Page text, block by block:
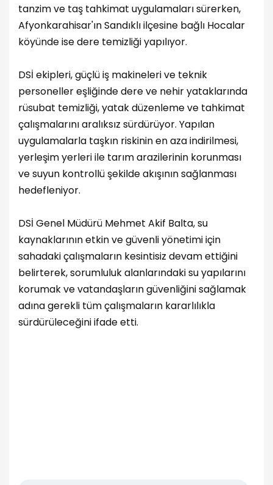
tanzim ve taş tahkimat uygulamaları sürerken,
Afyonkarahisar'ın Sandıklı ilçesine bağlı Hocalar
köyünde ise dere temizliği yapılıyor.
DSİ ekipleri, güçlü iş makineleri ve teknik
personeller eşliğinde dere ve nehir yataklarında
rüsubat temizliği, yatak düzenleme ve tahkimat
çalışmalarını aralıksız sürdürüyor. Yapılan
uygulamalarla taşkın riskinin en aza indirilmesi,
yerleşim yerleri ile tarım arazilerinin korunması
ve suyun kontrollü şekilde akışının sağlanması
hedefleniyor.
DSİ Genel Müdürü Mehmet Akif Balta, su
kaynaklarının etkin ve güvenli yönetimi için
sahadaki çalışmaların kesintisiz devam ettiğini
belirterek, sorumluluk alanlarındaki su yapılarını
korumak ve vatandaşların güvenliğini sağlamak
adına gerekli tüm çalışmaların kararlılıkla
sürdürüleceğini ifade etti.